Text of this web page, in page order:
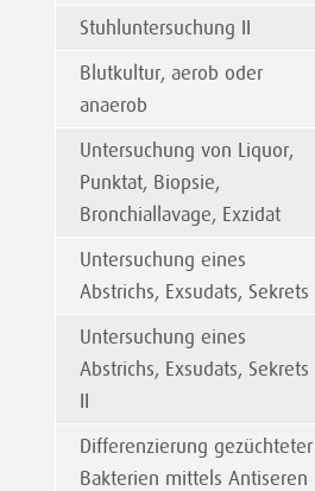
Stuhluntersuchung II
Blutkultur, aerob oder
anaerob
Untersuchung von Liquor,
Punktat, Biopsie,
Bronchiallavage, Exzidat
Untersuchung eines
Abstrichs, Exsudats, Sekrets
Untersuchung eines
Abstrichs, Exsudats, Sekrets
II
Differenzierung gezüchteter
Bakterien mittels Antiseren